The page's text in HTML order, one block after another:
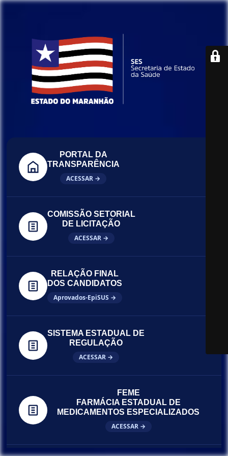
PORTAL DA
TRANSPARÊNCIA
ACESSAR →
COMISSÃO SETORIAL
DE LICITAÇÃO
ACESSAR →
RELAÇÃO FINAL
DOS CANDIDATOS
Aprovados-EpiSUS →
SISTEMA ESTADUAL DE
REGULAÇÃO
ACESSAR →
FEME
FARMÁCIA ESTADUAL DE
MEDICAMENTOS ESPECIALIZADOS
ACESSAR →